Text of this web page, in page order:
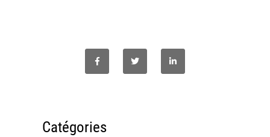
Sécurité des Réseaux
Sécurité des périphériques d’impression
ConnectKey®
Catégories